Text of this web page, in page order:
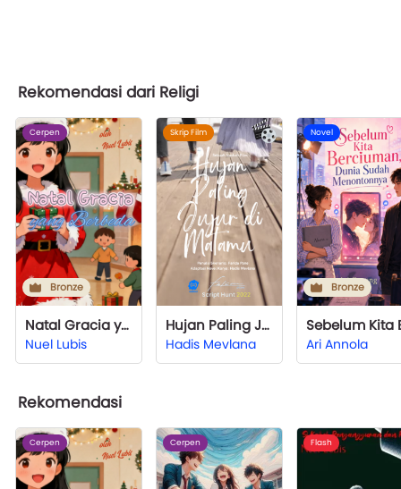
Rekomendasi dari Religi
Cerpen
Bronze
Natal Gracia yang Berbeda
Nuel Lubis
Skrip Film
Hujan Paling Jujur di Matamu - Skrip Film
Hadis Mevlana
Novel
Bronze
Ari Annola
Rekomendasi
Cerpen Cerpen Flash